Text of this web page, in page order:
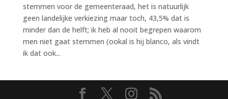
stemmen voor de gemeenteraad, het is natuurlijk
geen landelijke verkiezing maar toch, 43,5% dat is
minder dan de helft; ik heb al nooit begrepen waarom
men niet gaat stemmen (ookal is hij blanco, als vindt
ik dat ook...